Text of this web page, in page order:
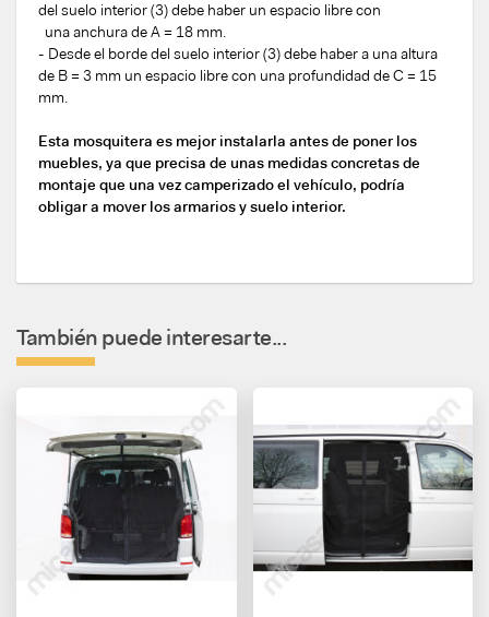
del suelo interior (3) debe haber un espacio libre con
una anchura de A = 18 mm.
- Desde el borde del suelo interior (3) debe haber a una altura
de B = 3 mm un espacio libre con una profundidad de C = 15
mm.
Esta mosquitera es mejor instalarla antes de poner los
muebles, ya que precisa de unas medidas concretas de
montaje que una vez camperizado el vehículo, podría
obligar a mover los armarios y suelo interior.
También puede interesarte...